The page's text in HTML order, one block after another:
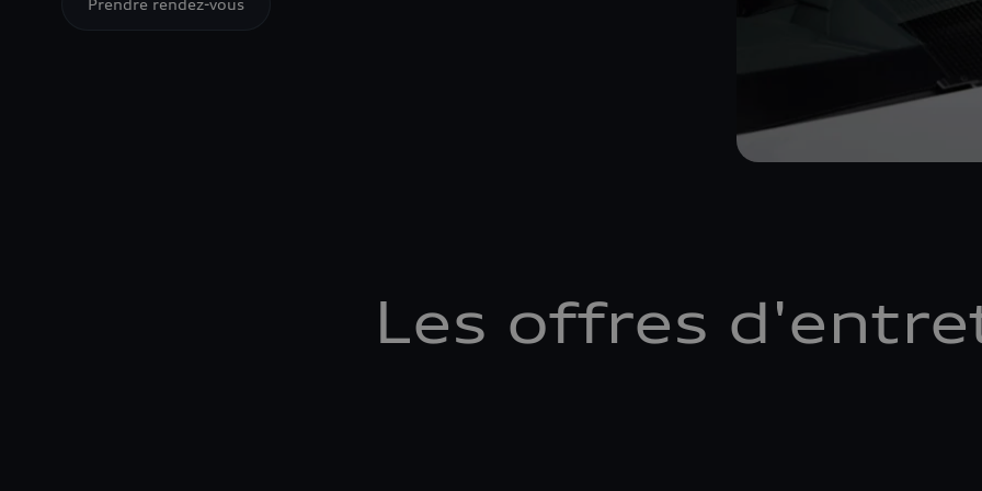
Prendre rendez-vous
Les offres